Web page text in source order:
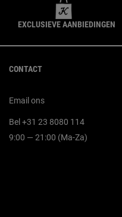
EXCLUSIEVE AANBIEDINGEN
CONTACT
Email ons
Bel +31 23 8080 114
9:00 — 21:00 (Ma-Za)